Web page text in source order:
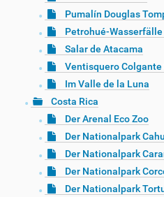
Pumalín Douglas
Petrohué-
Salar de Atacama
Ventisquero
Im Valle de la Luna
Costa Rica
Der Arenal Eco Zoo
Der Nationalpark
Der Nationalpark
Der Nationalpark
Der Nationalpark